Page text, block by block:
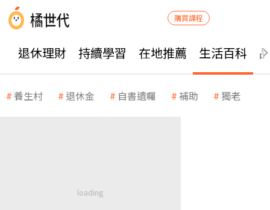
購買課程
退休理財 持續學習 在地推薦 生活百科
養生村 退休金 自書遺囑 補助 獨老